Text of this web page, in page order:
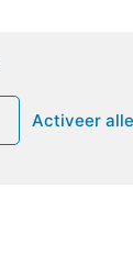
Activeer